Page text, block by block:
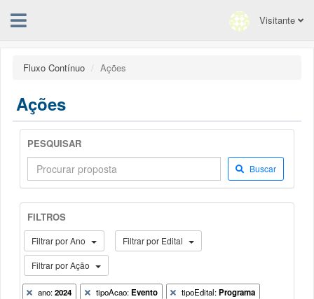
Visitante
Fluxo Contínuo Ações
Ações
PESQUISAR
Buscar
FILTROS
Filtrar por Ano Filtrar por Edital
Filtrar por Ação
ano:2024 tipoAcao: Evento tipoEdital:Programa